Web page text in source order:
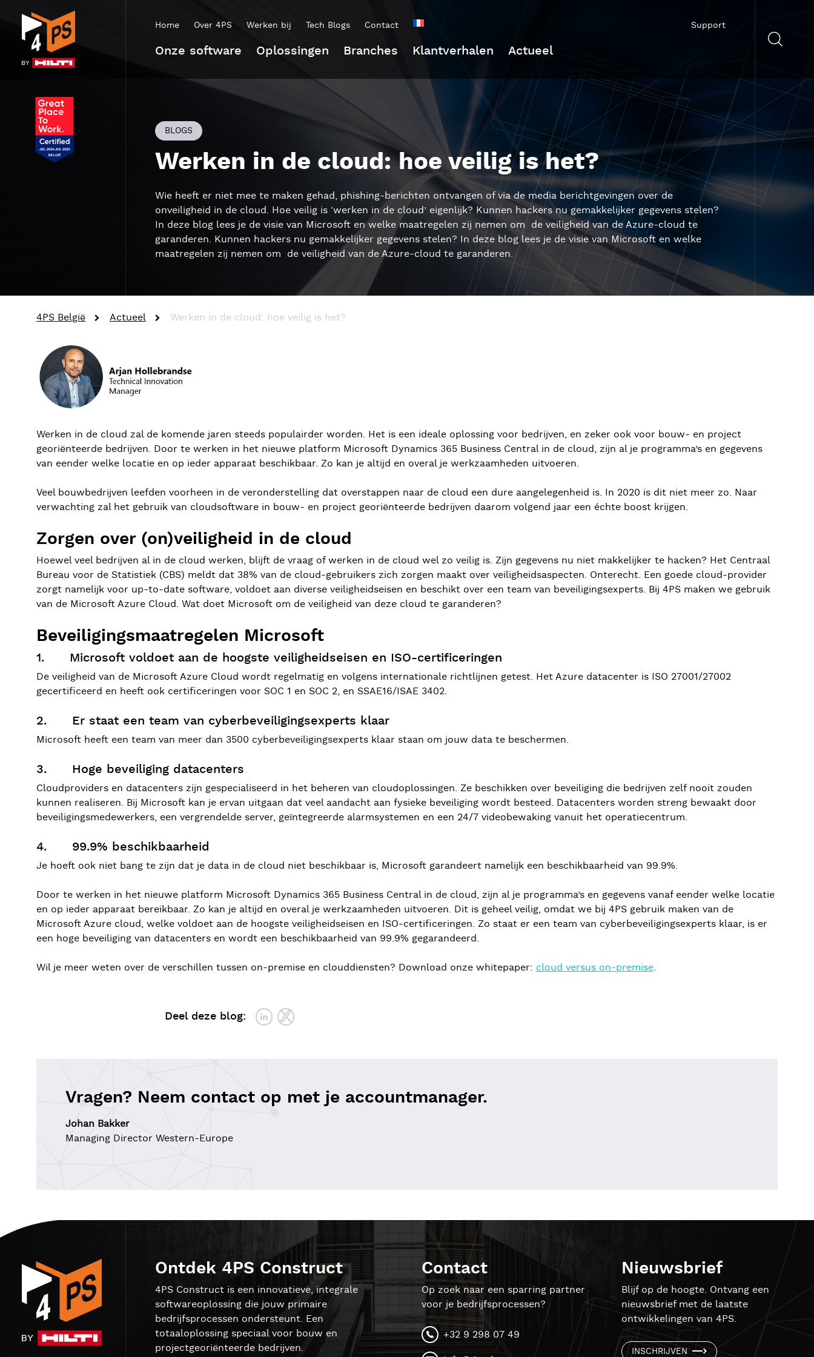
Home Over 4PS Werken bij Tech Blogs Contact
Onze software Oplossingen Branches Klantverhalen Actueel
Support
BLOGS
Werken in de cloud: hoe veilig is het?
Wie heeft er niet mee te maken gehad, phishing-berichten ontvangen of via de media berichtgevingen over de
onveiligheid in de cloud. Hoe veilig is ‘werken in de cloud’ eigenlijk? Kunnen hackers nu gemakkelijker gegevens stelen?
In deze blog lees je de visie van Microsoft en welke maatregelen zij nemen om de veiligheid van de Azure-cloud te
garanderen. Kunnen hackers nu gemakkelijker gegevens stelen? In deze blog lees je de visie van Microsoft en welke
maatregelen zij nemen om de veiligheid van de Azure-cloud te garanderen.
4PS België Actueel Werken in de cloud: hoe veilig is het?
Werken in de cloud zal de komende jaren steeds populairder worden. Het is een ideale oplossing voor bedrijven, en zeker ook voor bouw- en project
georiënteerde bedrijven. Door te werken in het nieuwe platform Microsoft Dynamics 365 Business Central in de cloud, zijn al je programma’s en gegevens
van eender welke locatie en op ieder apparaat beschikbaar. Zo kan je altijd en overal je werkzaamheden uitvoeren.
Veel bouwbedrijven leefden voorheen in de veronderstelling dat overstappen naar de cloud een dure aangelegenheid is. In 2020 is dit niet meer zo. Naar
verwachting zal het gebruik van cloudsoftware in bouw- en project georiënteerde bedrijven daarom volgend jaar een échte boost krijgen.
Zorgen over (on)veiligheid in de cloud
Hoewel veel bedrijven al in de cloud werken, blijft de vraag of werken in de cloud wel zo veilig is. Zijn gegevens nu niet makkelijker te hacken? Het Centraal
Bureau voor de Statistiek (CBS) meldt dat 38% van de cloud-gebruikers zich zorgen maakt over veiligheidsaspecten. Onterecht. Een goede cloud-provider
zorgt namelijk voor up-to-date software, voldoet aan diverse veiligheidseisen en beschikt over een team van beveiligingsexperts. Bij 4PS maken we gebruik
van de Microsoft Azure Cloud. Wat doet Microsoft om de veiligheid van deze cloud te garanderen?
Beveiligingsmaatregelen Microsoft
1. Microsoft voldoet aan de hoogste veiligheidseisen en ISO-certificeringen
De veiligheid van de Microsoft Azure Cloud wordt regelmatig en volgens internationale richtlijnen getest. Het Azure datacenter is ISO 27001/27002
gecertificeerd en heeft ook certificeringen voor SOC 1 en SOC 2, en SSAE16/ISAE 3402.
2. Er staat een team van cyberbeveiligingsexperts klaar
Microsoft heeft een team van meer dan 3500 cyberbeveiligingsexperts klaar staan om jouw data te beschermen.
3. Hoge beveiliging datacenters
Cloudproviders en datacenters zijn gespecialiseerd in het beheren van cloudoplossingen. Ze beschikken over beveiliging die bedrijven zelf nooit zouden
kunnen realiseren. Bij Microsoft kan je ervan uitgaan dat veel aandacht aan fysieke beveiliging wordt besteed. Datacenters worden streng bewaakt door
beveiligingsmedewerkers, een vergrendelde server, geïntegreerde alarmsystemen en een 24/7 videobewaking vanuit het operatiecentrum.
4. 99.9% beschikbaarheid
Je hoeft ook niet bang te zijn dat je data in de cloud niet beschikbaar is, Microsoft garandeert namelijk een beschikbaarheid van 99.9%.
Door te werken in het nieuwe platform Microsoft Dynamics 365 Business Central in de cloud, zijn al je programma’s en gegevens vanaf eender welke locatie
en op ieder apparaat bereikbaar. Zo kan je altijd en overal je werkzaamheden uitvoeren. Dit is geheel veilig, omdat we bij 4PS gebruik maken van de
Microsoft Azure cloud, welke voldoet aan de hoogste veiligheidseisen en ISO-certificeringen. Zo staat er een team van cyberbeveiligingsexperts klaar, is er
een hoge beveiliging van datacenters en wordt een beschikbaarheid van 99.9% gegarandeerd.
Wil je meer weten over de verschillen tussen on-premise en clouddiensten? Download onze whitepaper: cloud versus on-premise.
Deel deze blog:
Vragen? Neem contact op met je accountmanager.
Johan Bakker
Managing Director Western-Europe
Ontdek 4PS Construct
4PS Construct is een innovatieve, integrale
softwareoplossing die jouw primaire
bedrijfsprocessen ondersteunt. Een
totaaloplossing speciaal voor bouw en
projectgeoriënteerde bedrijven.
Contact
Op zoek naar een sparring partner
voor je bedrijfsprocessen?
+32 9 298 07 49
Nieuwsbrief
Blijf op de hoogte. Ontvang een
nieuwsbrief met de laatste
ontwikkelingen van 4PS.
INSCHRIJVEN